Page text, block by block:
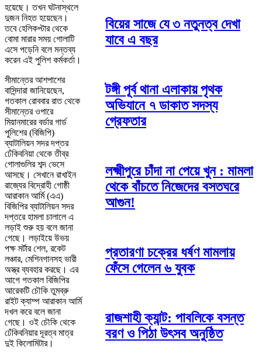
হয়েছে। তখন ঘটনাস্থলে
দুজন নিহত হয়েছেন।
তবে হেলিকপ্টার থেকে
বোমা মারার সময় গোলাটি
এসে পড়েনি বলে মন্তব্য
করেন এই পুলিশ কর্মকর্তা।
সীমান্তের আশপাশের
বাসিন্দারা জানিয়েছেন,
গতকাল রোববার রাত থেকে
সীমান্তের ওপারে
মিয়ানমারের বর্ডার গার্ড
পুলিশের (বিজিপি)
ব্যাটালিয়ন সদর দপ্তর
ঢেঁকিবনিয়া থেকে তীব্র
গোলাগুলির শব্দ ভেসে
আসছে। সেখানে রাখাইন
রাজ্যের বিদ্রোহী গোষ্ঠী
আরাকান আর্মি (এএ)
বিজিপির ব্যাটালিয়ন সদর
দপ্তরে হামলা চালালে এ
লড়াই শুরু হয় বলে জানা
গেছে। লড়াইয়ে উভয়
পক্ষ মর্টার শেল, রকেট
লঞ্চার, মেশিনগানসহ ভারী
অস্ত্র ব্যবহার করছে। এর
আগে গতকাল বিজিপির
আরেকটি চৌকি তুমব্রু
রাইট ক্যাম্প আরাকান আর্মি
দখল করে বলে জানা
গেছে। ওই চৌকি থেকে
ঢেঁকিবনিয়ার দূরত্ব মাত্র
দুই কিলোমিটার।
বিয়ের সাজে যে ৩ নতুনত্ব দেখা
যাবে এ বছর
টঙ্গী পূর্ব থানা এলাকায় পৃথক
অভিযানে ৭ ডাকাত সদস্য
গ্রেফতার
লক্ষ্মীপুরে চাঁদা না পেয়ে খুন : মামলা
থেকে বাঁচতে নিজেদের বসতঘরে
আগুন!
প্রতারণা চক্রের ধর্ষণ মামলায়
ফেঁসে গেলেন ৬ যুবক
রাজশাহী ক্যান্ট: পাবলিকে বসন্ত
বরণ ও পিঠা উৎসব অনুষ্ঠিত